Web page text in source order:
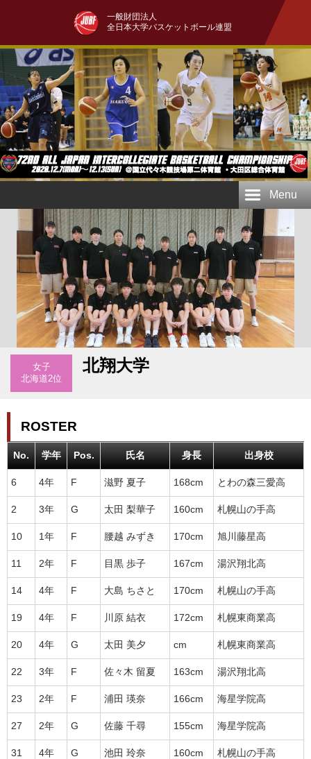
一般財団法人
全日本大学バスケットボール連盟
Menu
女子
北海道2位
北翔大学
ROSTER
No. 学年 Pos. 氏名 身長 出身校
6 4年 F 滋野 夏子 168cm とわの森三愛高
2 3年 G 太田 梨華子 160cm 札幌山の手高
10 1年 F 腰越 みずき 170cm 旭川藤星高
11 2年 F 目黒 歩子 167cm 湯沢翔北高
14 4年 F 大島 ちさと 170cm 札幌山の手高
19 4年 F 川原 結衣 172cm 札幌東商業高
20 4年 G 太田 美夕 cm 札幌東商業高
22 3年 F 佐々木 留夏 163cm 湯沢翔北高
23 2年 F 浦田 瑛奈 166cm 海星学院高
27 2年 G 佐藤 千尋 155cm 海星学院高
31 4年 G 池田 玲奈 160cm 札幌山の手高